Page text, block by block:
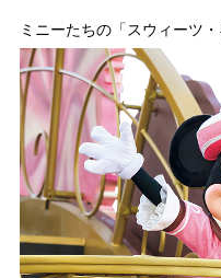
ミニーたちの「スウィーツ